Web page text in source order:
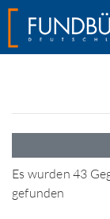
Es wurden 43
gefunden